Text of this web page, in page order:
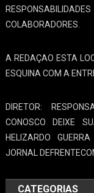
COLABORADORES.
A REDAÇAO ESTA
ESQUINA COM A
DIRETOR:
CONOSCO DEIXE
HELIZARDO
JORNAL
CATEGORIAS